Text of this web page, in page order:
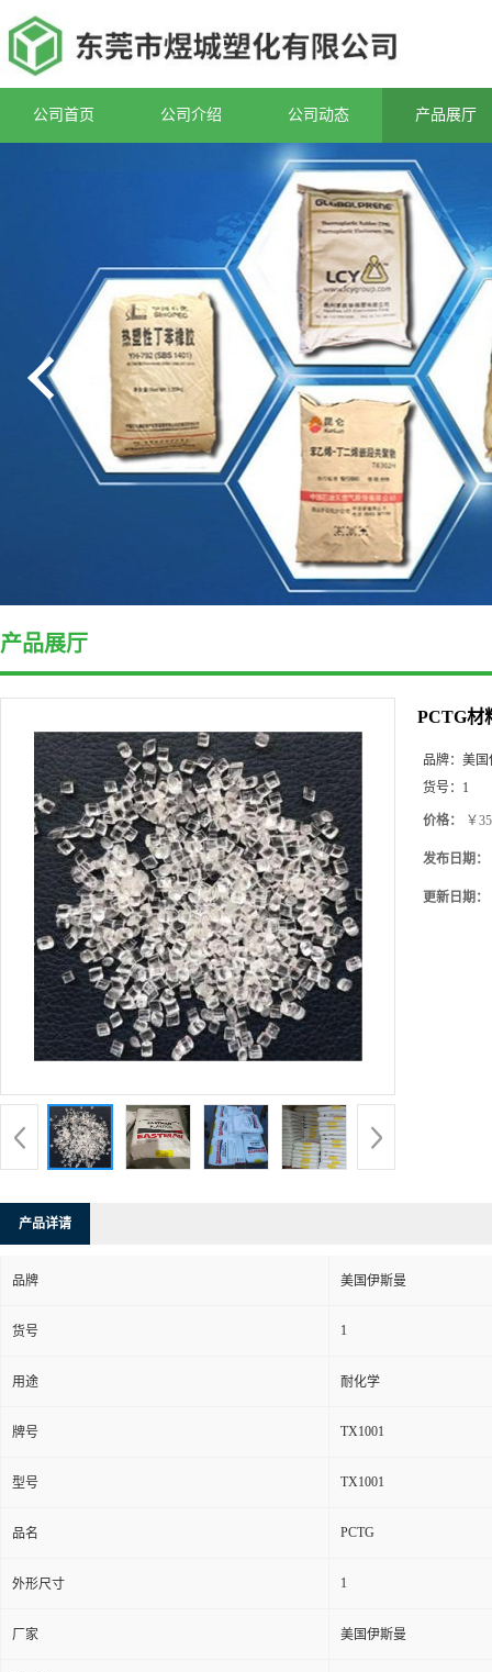
公司首页 公司介绍 公司动态 产品展厅
产品展厅
PCTG材
品牌： 美国
货号： 1
价格： ￥
发布日期：
更新日期：
产品详请
品牌 美国伊斯曼
货号 1
用途 耐化学
牌号 TX1001
型号 TX1001
品名 PCTG
外形尺寸 1
厂家 美国伊斯曼